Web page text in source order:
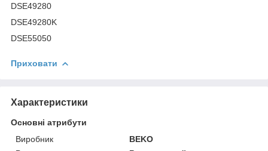
DSE49280
DSE49280K
DSE55050
Приховати
Характеристики
Основні атрибути
Виробник
BEKO